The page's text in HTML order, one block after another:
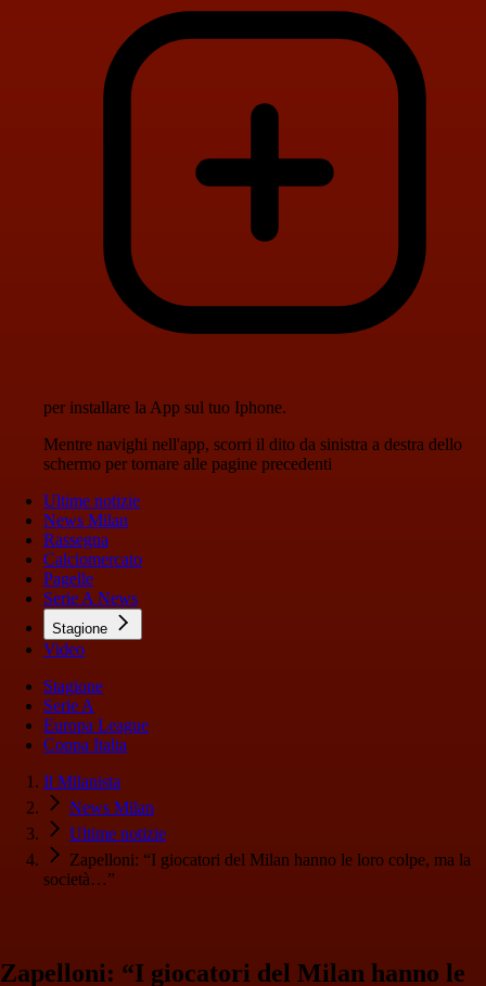
per installare la App sul tuo Iphone.
Mentre navighi nell'app, scorri il dito da sinistra a destra dello
schermo per tornare alle pagine precedenti
Ultime notizie
News Milan
Rassegna
Calciomercato
Pagelle
Serie A News
Stagione
Video
Stagione
Serie A
Europa League
Coppa Italia
Il Milanista
News Milan
Ultime notizie
Zapelloni: “I giocatori del Milan hanno le loro colpe, ma la
società…”
Zapelloni: “I giocatori del Milan hanno le